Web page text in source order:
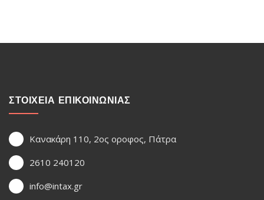
ΣΤΟΙΧΕΙΑ ΕΠΙΚΟΙΝΩΝΙΑΣ
Κανακάρη 110, 2ος οροφος, Πάτρα
2610 240120
info@intax.gr